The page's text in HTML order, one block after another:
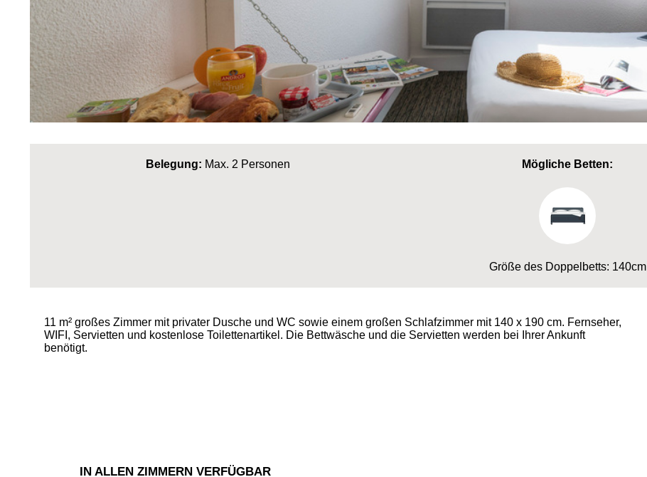
Belegung: Max. 2 Personen Mögliche Betten:
Größe des Doppelbetts: 140cm
11 m² großes Zimmer mit privater Dusche und WC sowie einem großen Schlafzimmer mit 140 x 190 cm. Fernseher,
WIFI, Servietten und kostenlose Toilettenartikel. Die Bettwäsche und die Servietten werden bei Ihrer Ankunft
benötigt.
IN ALLEN ZIMMERN VERFÜGBAR